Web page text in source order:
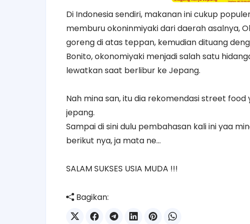
Di Indonesia sendiri, makanan ini cukup
memburu okoninmiyaki dari daerah asalnya,
goreng di atas teppan, kemudian dituang
Bonito, okonomiyaki menjadi salah satu
lewatkan saat berlibur ke Jepang.
Nah mina san, itu dia rekomendasi street
jepang.
Sampai di sini dulu pembahasan kali ini yaa
berikut nya, ja mata ne...
SALAM SUKSES USIA MUDA !!!
Bagikan: